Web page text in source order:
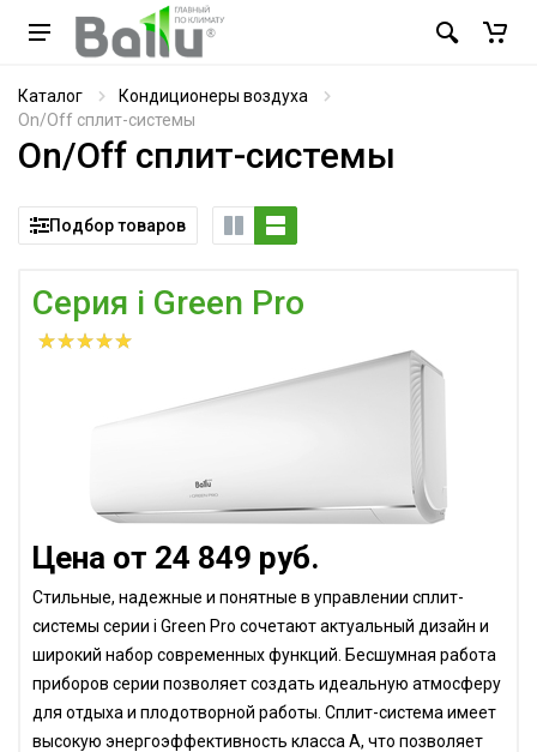
Каталог
Кондиционеры воздуха
On/Off сплит-системы
On/Off сплит-системы
Подбор товаров
Серия i Green Pro
Цена от 24 849 руб.
Стильные, надежные и понятные в управлении сплит-
системы серии i Green Pro сочетают актуальный дизайн и
широкий набор современных функций. Бесшумная работа
приборов серии позволяет создать идеальную атмосферу
для отдыха и плодотворной работы. Сплит-система имеет
высокую энергоэффективность класса А, что позволяет